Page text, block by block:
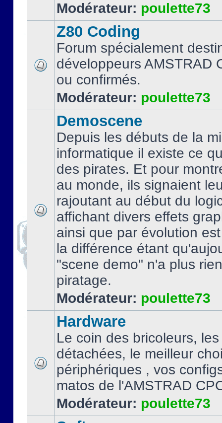
Modérateur: poulette73
Z80 Coding
Forum spécialement
développeurs AMSTRAD
ou confirmés.
Modérateur: poulette73
Demoscene
Depuis les débuts de la
informatique il existe ce
des pirates. Et pour
au monde, ils signaient
rajoutant au début du
affichant divers effets
ainsi que par évolution
la différence étant
"scene demo" n'a plus
piratage.
Modérateur: poulette73
Hardware
Le coin des bricoleurs,
détachées, le meilleur
périphériques , vos
matos de l'AMSTRAD
Modérateur: poulette73